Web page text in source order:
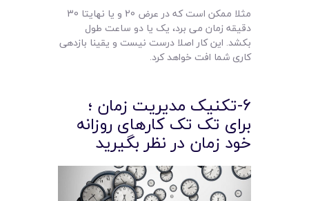
مثلا ممکن است که در عرض 20 و یا نهایتا 30
دقیقه زمان می برد، یک یا دو ساعت طول
بکشد. این کار اصلا درست نیست و یقینا بازدهی
کاری شما افت خواهد کرد.
6-تکنیک مدیریت زمان ؛
برای تک تک کارهای روزانه
خود زمان در نظر بگیرید